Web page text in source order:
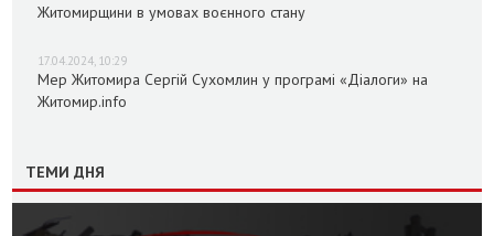
Житомирщини в умовах воєнного стану
17.04.2024, 10:29
Мер Житомира Сергій Сухомлин у програмі «Діалоги» на
Житомир.info
ТЕМИ ДНЯ